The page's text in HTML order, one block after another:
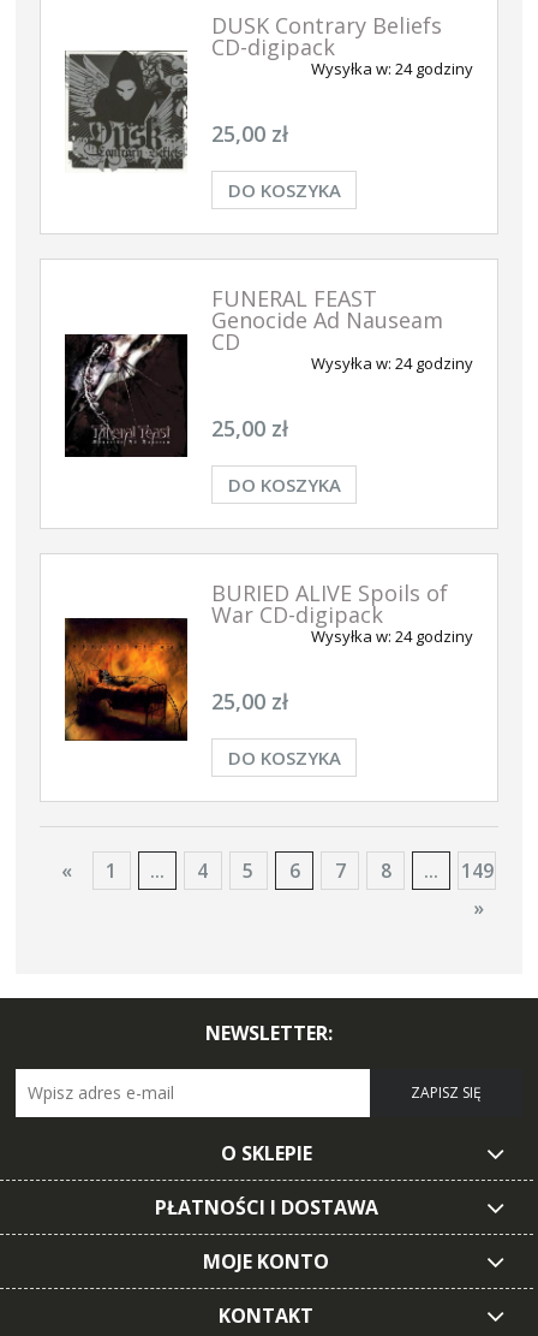
DUSK Contrary Beliefs
CD-digipack
Wysyłka w: 24 godziny
25,00 zł
DO KOSZYKA
FUNERAL FEAST
Genocide Ad Nauseam
CD
Wysyłka w: 24 godziny
25,00 zł
DO KOSZYKA
BURIED ALIVE Spoils of
War CD-digipack
Wysyłka w: 24 godziny
25,00 zł
DO KOSZYKA
« 1 ... 4 5 6 7 8 ...
149
»
NEWSLETTER:
ZAPISZ SIĘ
O SKLEPIE
PŁATNOŚCI I DOSTAWA
MOJE KONTO
KONTAKT